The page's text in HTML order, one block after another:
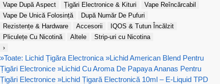
Vape După Aspect
Țigări Electronice & Kituri
Vape Reîncărcabil
Vape De Unică Folosință
După Număr De Pufuri
Rezistențe & Hardware
Accesorii
IQOS & Tutun Încălzit
Pliculețe Cu Nicotină
Altele
Strip-uri cu Nicotina
›
»Toate: Lichid Țigăra Electronica »Lichid American Blend Pentru
Țigări Electronice »Lichid Cu Aroma De Papaya Ananas Pentru
Țigări Electronice »Lichid Țigară Electronică 10ml – E-Liquid TPD